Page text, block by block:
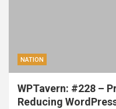
NATION
WPTavern: #228 –
Reducing